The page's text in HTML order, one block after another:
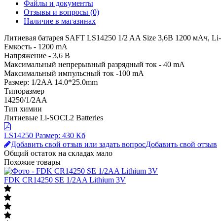
Файлы и документы
Отзывы и вопросы (0)
Наличие в магазинах
Литиевая батарея SAFT LS14250 1/2 AA Size 3,6В 1200 мАч,
Емкость - 1200 mA
Напряжение - 3,6 В
Максимальный непрерывный разрядный ток - 40 mA
Максимальный импульсный ток -100 mA
Размер: 1/2AA 14.0*25.0mm
Типоразмер
14250/1/2AA
Тип химии
Литиевые Li-SOCL2 Batteries
LS14250 Размер: 430 Кб
Добавить свой отзыв или задать вопросДобавить свой отзыв
Общий остаток на складах мало
Похожие товары
FDK CR14250 SE 1/2AA Lithium 3V